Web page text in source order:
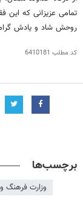
تمامی عزیزانی که این
روحش شاد و یادش
کد مطلب 6410181
برچسب‌ها
وزارت فرهنگ